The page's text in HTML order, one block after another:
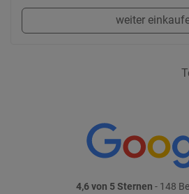
weiter
4,6 von 5 Sternen - 148